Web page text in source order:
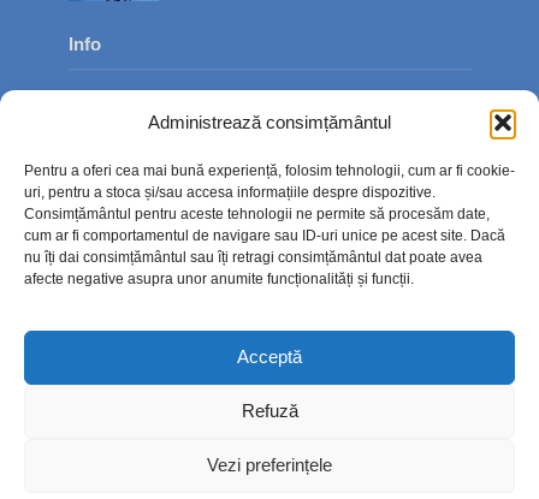
Administrează consimțământul
Pentru a oferi cea mai bună experiență, folosim tehnologii, cum ar fi cookie-
uri, pentru a stoca și/sau accesa informațiile despre dispozitive.
Consimțământul pentru aceste tehnologii ne permite să procesăm date,
cum ar fi comportamentul de navigare sau ID-uri unice pe acest site. Dacă
nu îți dai consimțământul sau îți retragi consimțământul dat poate avea
afecte negative asupra unor anumite funcționalități și funcții.
Acceptă
Refuză
Vezi preferințele
Info
Contact
Politica de confidențialitate
Politică cookie-uri (UE)